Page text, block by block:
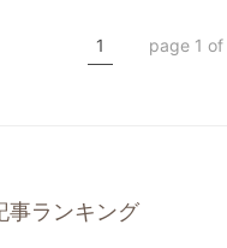
1
page 1 of
事ランキング